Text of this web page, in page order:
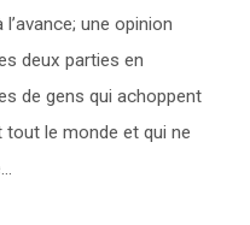
une opinion
deux parties en
de gens qui achoppent
le monde et qui ne